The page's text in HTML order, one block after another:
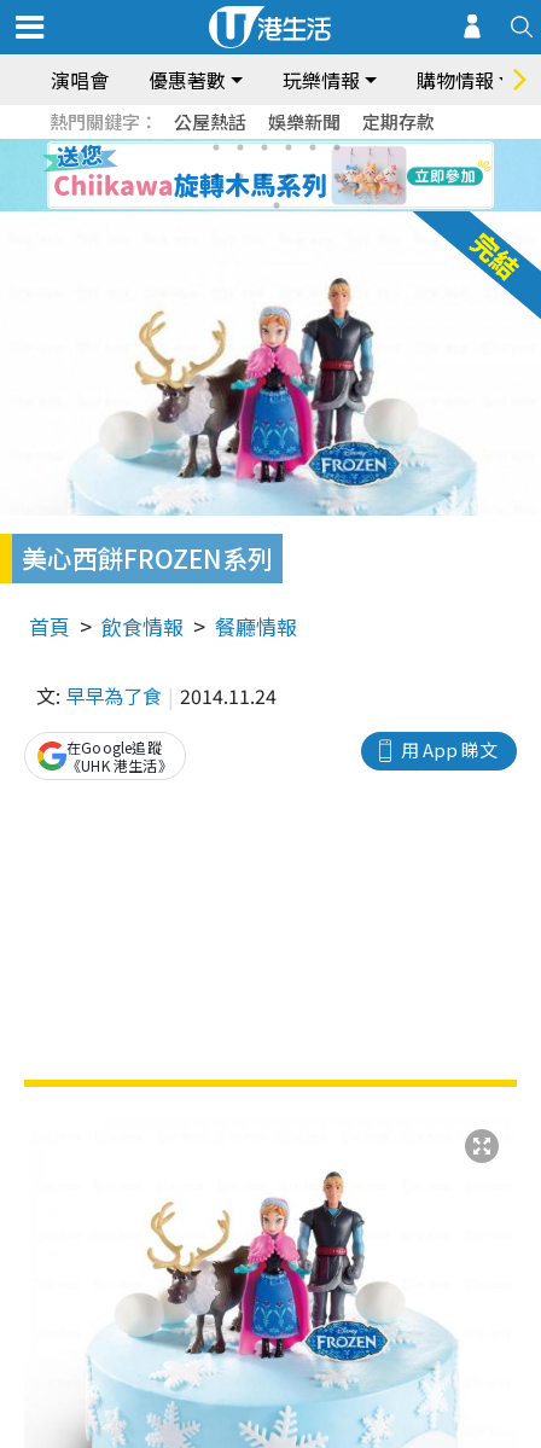
演唱會 優惠著數 玩樂情報 購物情報
熱門關鍵字： 公屋熱話 娛樂新聞 定期存款
美心西餅FROZEN系列
首頁 飲食情報 餐廳情報
文: 早早為了食 2014.11.24
用 App 睇文
在Google追蹤
《UHK 港生活》